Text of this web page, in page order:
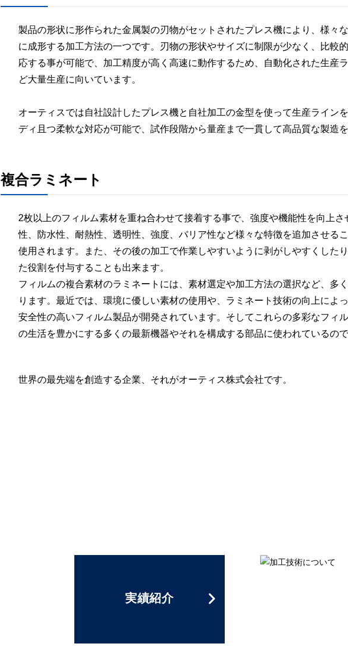
製品の形状に形作られた金属製の刃物がセットされたプレス機により、様々
に成形する加工方法の一つです。刃物の形状やサイズに制限が少なく、比較
応する事が可能で、加工精度が高く高速に動作するため、自動化された生産
ど大量生産に向いています。
オーティスでは自社設計したプレス機と自社加工の金型を使って生産ライン
ディ且つ柔軟な対応が可能で、試作段階から量産まで一貫して高品質な製造を
複合ラミネート
2枚以上のフィルム素材を重ね合わせて接着する事で、強度や機能性を向上さ
性、防水性、耐熱性、透明性、強度、バリア性など様々な特徴を追加させる
使用されます。また、その後の加工で作業しやすいように剥がしやすくした
た役割を付与することも出来ます。
フィルムの複合素材のラミネートには、素材選定や加工方法の選択など、多
ります。最近では、環境に優しい素材の使用や、ラミネート技術の向上によ
安全性の高いフィルム製品が開発されています。そしてこれらの多彩なフィ
の生活を豊かにする多くの最新機器やそれを構成する部品に使われているので
世界の最先端を創造する企業、それがオーティス株式会社です。
実績紹介